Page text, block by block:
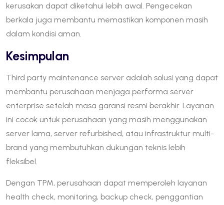
kerusakan dapat diketahui lebih awal. Pengecekan
berkala juga membantu memastikan komponen masih
dalam kondisi aman.
Kesimpulan
Third party maintenance server adalah solusi yang dapat
membantu perusahaan menjaga performa server
enterprise setelah masa garansi resmi berakhir. Layanan
ini cocok untuk perusahaan yang masih menggunakan
server lama, server refurbished, atau infrastruktur multi-
brand yang membutuhkan dukungan teknis lebih
fleksibel.
Dengan TPM, perusahaan dapat memperoleh layanan
health check, monitoring, backup check, penggantian